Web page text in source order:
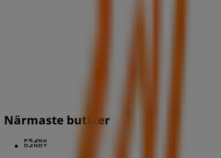
Närmaste butiker